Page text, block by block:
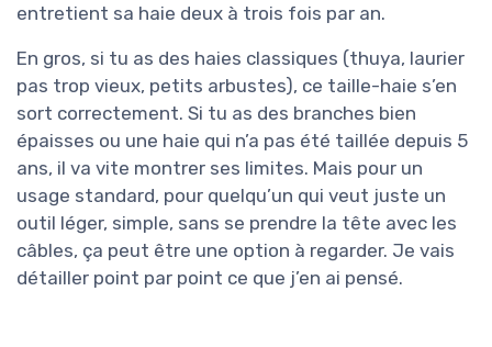
entretient sa haie deux à trois fois par an.
En gros, si tu as des haies classiques (thuya, laurier
pas trop vieux, petits arbustes), ce taille-haie s’en
sort correctement. Si tu as des branches bien
épaisses ou une haie qui n’a pas été taillée depuis 5
ans, il va vite montrer ses limites. Mais pour un
usage standard, pour quelqu’un qui veut juste un
outil léger, simple, sans se prendre la tête avec les
câbles, ça peut être une option à regarder. Je vais
détailler point par point ce que j’en ai pensé.